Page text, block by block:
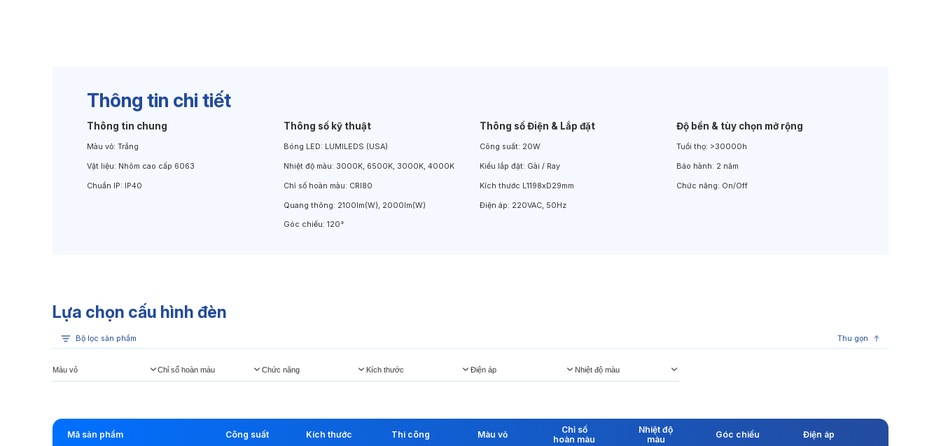
Thông tin chi tiết
Thông tin chung
Màu vỏ: Trắng
Vật liệu: Nhôm cao cấp 6063
Chuẩn IP: IP40
Thông số kỹ thuật
Bóng LED: LUMILEDS (USA)
Nhiệt độ màu: 3000K, 6500K, 3000K, 4000K
Chỉ số hoàn màu: CRI80
Quang thông: 2100lm(W), 2000lm(W)
Góc chiếu: 120°
Thông số Điện & Lắp đặt
Công suất: 20W
Kiểu lắp đặt: Gài / Ray
Kích thước L1198xD29mm
Điện áp: 220VAC, 50Hz
Độ bền & tùy chọn mở rộng
Tuổi thọ: >30000h
Bảo hành: 2 năm
Chức năng: On/Off
Lựa chọn cấu hình đèn
Bộ lọc sản phẩm Thu gọn
Màu vỏ Chỉ số hoàn màu Chức năng Kích thước Điện áp Nhiệt độ màu
Mã sản phẩm Công suất Kích thước Thi công Màu vỏ
Chỉ số
hoàn màu
Nhiệt độ
màu
Góc chiếu Điện áp